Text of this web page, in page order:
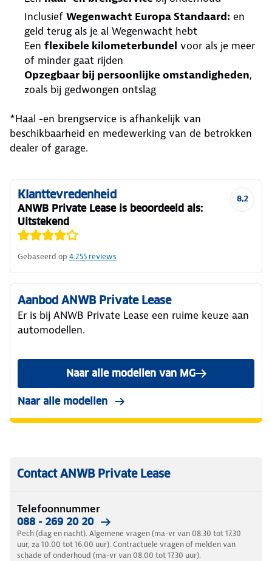
Inclusief Wegenwacht Europa Standaard: en
geld terug als je al Wegenwacht hebt
Een flexibele kilometerbundel voor als je meer
of minder gaat rijden
Opzegbaar bij persoonlijke omstandigheden,
zoals bij gedwongen ontslag
*Haal -en brengservice is afhankelijk van
beschikbaarheid en medewerking van de betrokken
dealer of garage.
8,2
Klanttevredenheid
ANWB Private Lease is beoordeeld als:
Uitstekend
Gebaseerd op 4.255 reviews
Aanbod ANWB Private Lease
Er is bij ANWB Private Lease een ruime keuze aan
automodellen.
Naar alle modellen van MG
Naar alle modellen
Contact ANWB Private Lease
Telefoonnummer
088 - 269 20 20
Pech (dag en nacht). Algemene vragen (ma-vr van 08.30 tot 17.30
uur, za 10.00 tot 16.00 uur). Contractuele vragen of melden van
schade of onderhoud (ma-vr van 08.00 tot 17.30 uur).